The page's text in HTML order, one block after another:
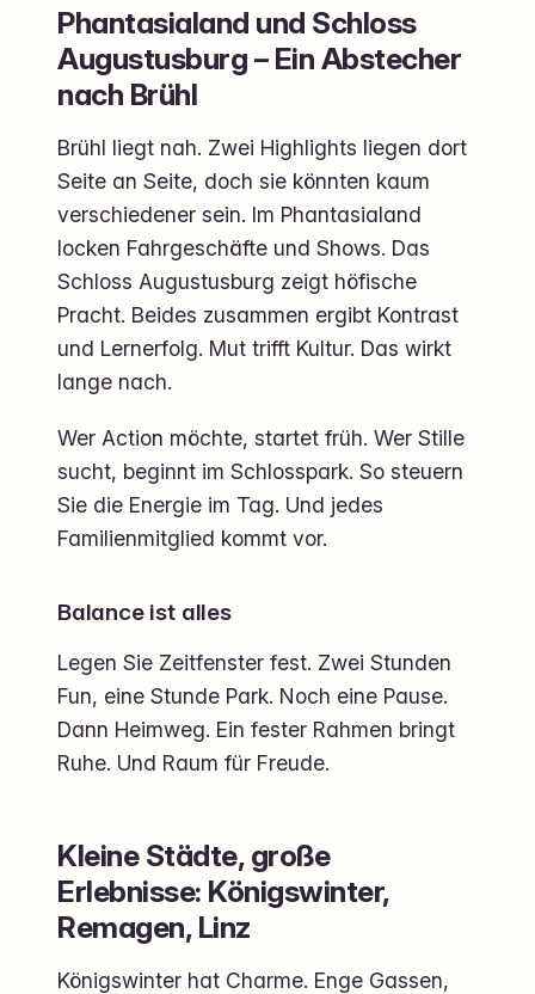
Phantasialand und Schloss
Augustusburg – Ein Abstecher
nach Brühl
Brühl liegt nah. Zwei Highlights liegen dort
Seite an Seite, doch sie könnten kaum
verschiedener sein. Im Phantasialand
locken Fahrgeschäfte und Shows. Das
Schloss Augustusburg zeigt höfische
Pracht. Beides zusammen ergibt Kontrast
und Lernerfolg. Mut trifft Kultur. Das wirkt
lange nach.
Wer Action möchte, startet früh. Wer Stille
sucht, beginnt im Schlosspark. So steuern
Sie die Energie im Tag. Und jedes
Familienmitglied kommt vor.
Balance ist alles
Legen Sie Zeitfenster fest. Zwei Stunden
Fun, eine Stunde Park. Noch eine Pause.
Dann Heimweg. Ein fester Rahmen bringt
Ruhe. Und Raum für Freude.
Kleine Städte, große
Erlebnisse: Königswinter,
Remagen, Linz
Königswinter hat Charme. Enge Gassen,